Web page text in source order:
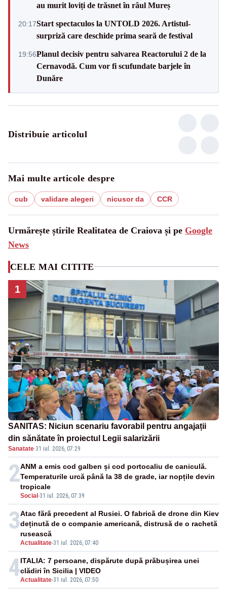
au murit loviți de trăsnet în râul Mureș
20:17Start spectaculos la UNTOLD 2026. Artistul-
surpriză care deschide prima seară de festival
19:56Planul decisiv pentru salvarea Reactorului 2 de la
Cernavodă. Cum vor fi scufundate barjele în
Dunăre
Distribuie articolul
Mai multe articole despre
cub validare alegeri nicusor da CCR
Urmărește știrile Realitatea de Craiova și pe Google
News
CELE MAI CITITE
1
SANITAS: Niciun scenariu favorabil pentru angajații
din sănătate în proiectul Legii salarizării
Sanatate·31 iul. 2026, 07:29
2
Social -31 iul. 2026, 07:39
ANM a emis cod galben și cod portocaliu de caniculă.
Temperaturile urcă până la 38 de grade, iar nopțile devin
tropicale
3
Actualitate-31 iul. 2026, 07:40
Atac fără precedent al Rusiei. O fabrică de drone din Kiev
deținută de o companie americană, distrusă de o rachetă
rusească
4Actualitate-31 iul. 2026, 07:50
ITALIA: 7 persoane, dispărute după prăbușirea unei
clădiri în Sicilia | VIDEO